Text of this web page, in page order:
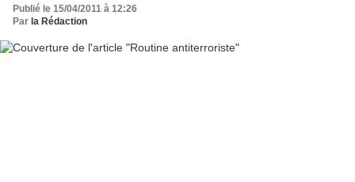
Publié le 15/04/2011 à 12:26
Par la Rédaction